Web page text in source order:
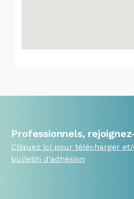
Professionnels,
Cliquez ici pour télécharger
bulletin d’adhésion